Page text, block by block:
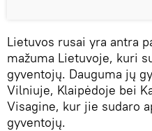
Lietuvos rusai yra antra
mažuma Lietuvoje, kuri
gyventojų. Dauguma jų
Vilniuje, Klaipėdoje bei
Visagine, kur jie sudaro
gyventojų.